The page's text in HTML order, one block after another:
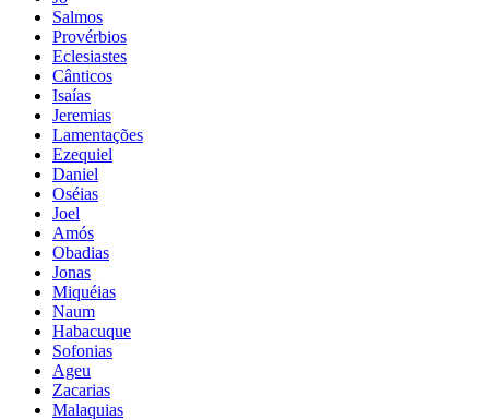
Salmos
Provérbios
Eclesiastes
Cânticos
Isaías
Jeremias
Lamentações
Ezequiel
Daniel
Oséias
Joel
Amós
Obadias
Jonas
Miquéias
Naum
Habacuque
Sofonias
Ageu
Zacarias
Malaquias